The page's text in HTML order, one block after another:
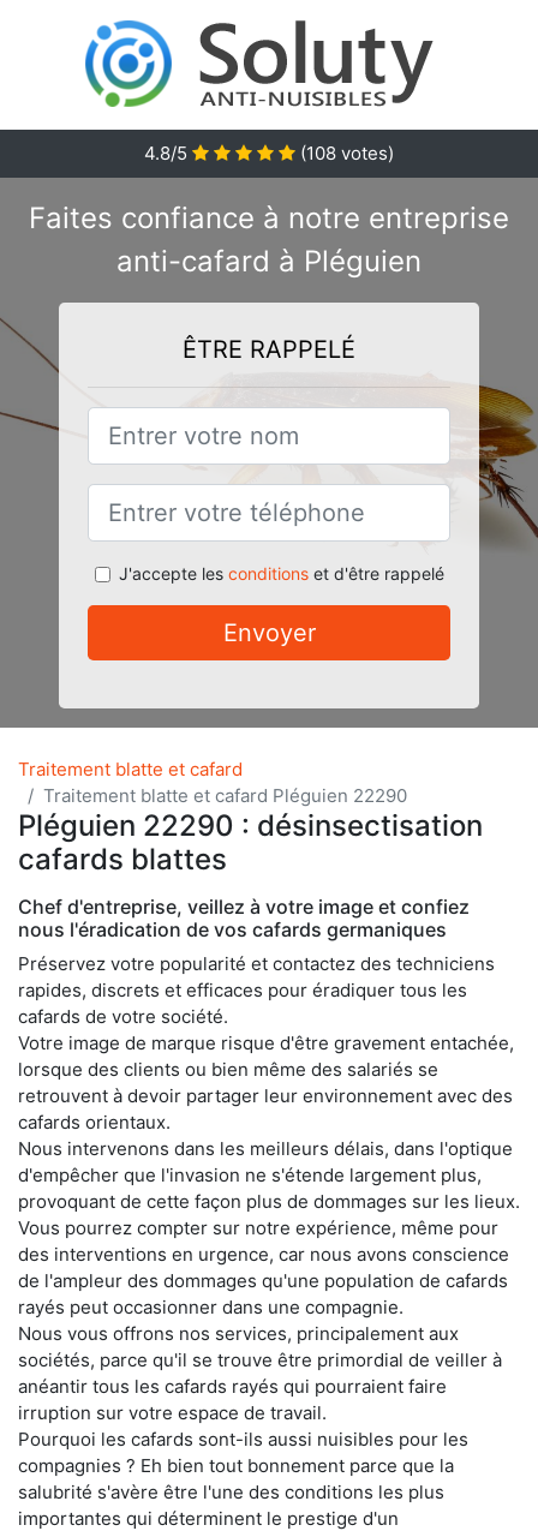
4.8/5 (108 votes)
Faites confiance à notre entreprise
anti-cafard à Pléguien
ÊTRE RAPPELÉ
J'accepte les conditionset d'être rappelé
Envoyer
Traitement blatte et cafard
Traitement blatte et cafard Pléguien 22290
Pléguien 22290 : désinsectisation
cafards blattes
Chef d'entreprise, veillez à votre image et confiez
nous l'éradication de vos cafards germaniques
Préservez votre popularité et contactez des techniciens
rapides, discrets et efficaces pour éradiquer tous les
cafards de votre société.
Votre image de marque risque d'être gravement entachée,
lorsque des clients ou bien même des salariés se
retrouvent à devoir partager leur environnement avec des
cafards orientaux.
Nous intervenons dans les meilleurs délais, dans l'optique
d'empêcher que l'invasion ne s'étende largement plus,
provoquant de cette façon plus de dommages sur les lieux.
Vous pourrez compter sur notre expérience, même pour
des interventions en urgence, car nous avons conscience
de l'ampleur des dommages qu'une population de cafards
rayés peut occasionner dans une compagnie.
Nous vous offrons nos services, principalement aux
sociétés, parce qu'il se trouve être primordial de veiller à
anéantir tous les cafards rayés qui pourraient faire
irruption sur votre espace de travail.
Pourquoi les cafards sont-ils aussi nuisibles pour les
compagnies ? Eh bien tout bonnement parce que la
salubrité s'avère être l'une des conditions les plus
importantes qui déterminent le prestige d'un